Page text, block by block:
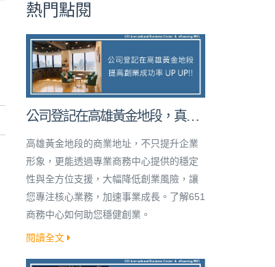
熱門點閱
公司登記在高雄黃金地段，真的
能提高創業成功率嗎？
高雄黃金地段的商業地址，不只提升企業
形象，更能透過專業商務中心提供的穩定
性與全方位支援，大幅降低創業風險，讓
您專注核心業務，加速事業成長。了解651
商務中心如何助您穩健創業。
閱讀全文